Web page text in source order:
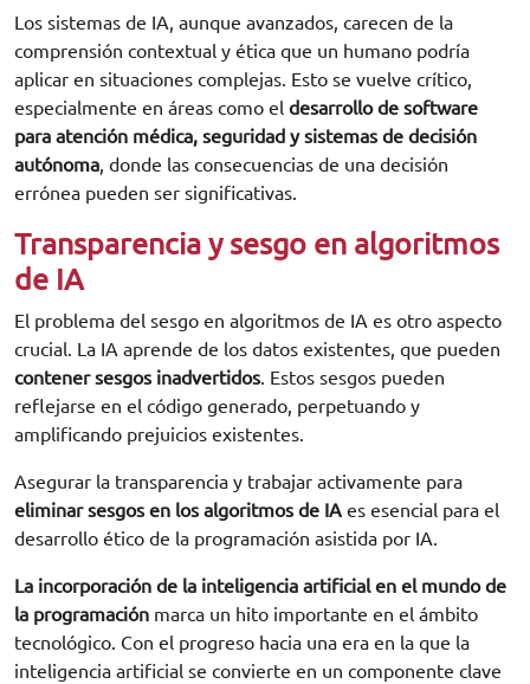
Los sistemas de IA, aunque avanzados, carecen de la
comprensión contextual y ética que un humano podría
aplicar en situaciones complejas. Esto se vuelve crítico,
especialmente en áreas como el desarrollo de software
para atención médica, seguridad y sistemas de decisión
autónoma, donde las consecuencias de una decisión
errónea pueden ser significativas.
Transparencia y sesgo en algoritmos
de IA
El problema del sesgo en algoritmos de IA es otro aspecto
crucial. La IA aprende de los datos existentes, que pueden
contener sesgos inadvertidos. Estos sesgos pueden
reflejarse en el código generado, perpetuando y
amplificando prejuicios existentes.
Asegurar la transparencia y trabajar activamente para
eliminar sesgos en los algoritmos de IA es esencial para el
desarrollo ético de la programación asistida por IA.
La incorporación de la inteligencia artificial en el mundo de
la programación marca un hito importante en el ámbito
tecnológico. Con el progreso hacia una era en la que la
inteligencia artificial se convierte en un componente clave